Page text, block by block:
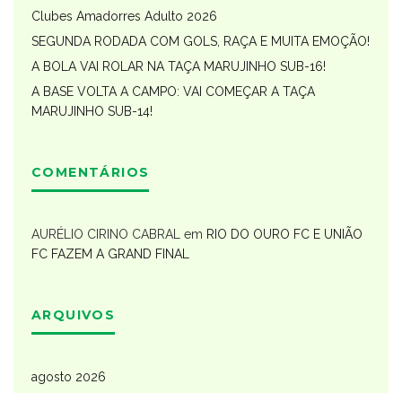
Clubes Amadorres Adulto 2026
SEGUNDA RODADA COM GOLS, RAÇA E MUITA EMOÇÃO!
A BOLA VAI ROLAR NA TAÇA MARUJINHO SUB-16!
A BASE VOLTA A CAMPO: VAI COMEÇAR A TAÇA
MARUJINHO SUB-14!
COMENTÁRIOS
AURÉLIO CIRINO CABRAL em RIO DO OURO FC E UNIÃO
FC FAZEM A GRAND FINAL
ARQUIVOS
agosto 2026